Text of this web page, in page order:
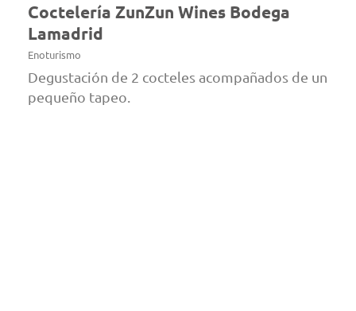
Coctelería ZunZun Wines Bodega
Lamadrid
Enoturismo
Degustación de 2 cocteles acompañados de un
pequeño tapeo.